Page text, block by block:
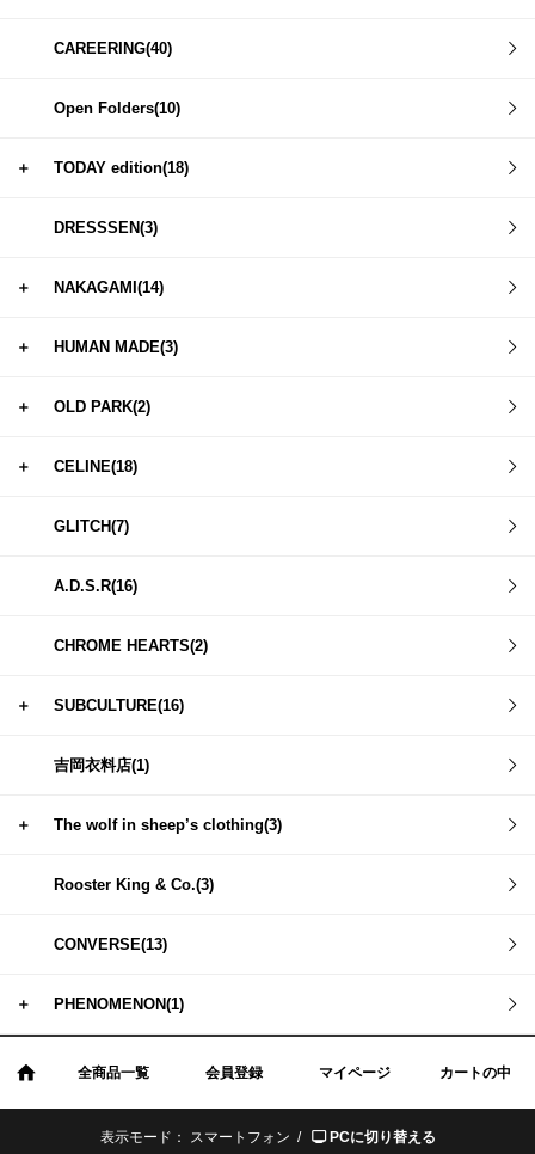
CAREERING(40)
Open Folders(10)
＋ TODAY edition(18)
DRESSSEN(3)
＋ NAKAGAMI(14)
＋ HUMAN MADE(3)
＋ OLD PARK(2)
＋ CELINE(18)
GLITCH(7)
A.D.S.R(16)
CHROME HEARTS(2)
＋ SUBCULTURE(16)
吉岡衣料店(1)
＋ The wolf in sheep’s clothing(3)
Rooster King & Co.(3)
CONVERSE(13)
＋ PHENOMENON(1)
全商品一覧 会員登録 マイページ カートの中
表示モード： スマートフォン / PCに切り替える